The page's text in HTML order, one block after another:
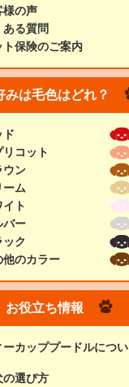
様の声
ある質問
ト保険のご案内
みは毛色はどれ？
ド
リコット
ウン
ーム
イト
バー
ック
他のカラー
お役立ち情報
ーカッププードルについ
の選び方